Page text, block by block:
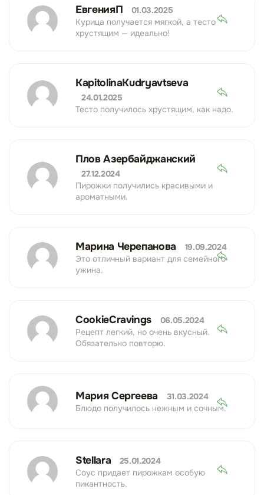
ЕвгенияП
01.03.2025
Курица получается мягкой, а тесто
хрустящим — идеально!
KapitolinaKudryavtseva
24.01.2025
Тесто получилось хрустящим, как надо.
Плов Азербайджанский
27.12.2024
Пирожки получились красивыми и
ароматными.
Марина Черепанова
19.09.2024
Это отличный вариант для семейного
ужина.
CookieCravings
06.05.2024
Рецепт легкий, но очень вкусный.
Обязательно повторю.
Мария Сергеева
31.03.2024
Блюдо получилось нежным и сочным.
Stellara
25.01.2024
Соус придает пирожкам особую
пикантность.